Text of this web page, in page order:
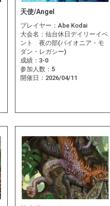
天使/Angel
プレイヤー： Abe Kodai
大会名： 仙台休日デイリーイベ
ント 夜の部(パイオニア・モ
ダン・レガシー)
成績： 3-0
参加人数： 5
開催日： 2026/04/11